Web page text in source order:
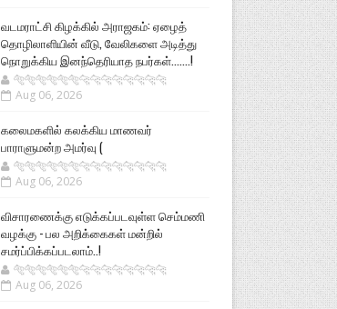
வடமராட்சி கிழக்கில் அராஜகம்: ஏழைத்
தொழிலாளியின் வீடு, வேலிகளை அடித்து
நொறுக்கிய இனந்தெரியாத நபர்கள்.......!
🐅🐅🐅🐅🐅🐅🐆🐆🐆🐆🐆🐆🐆🐆
Aug 06, 2026
கலைமகளில் கலக்கிய மாணவர்
பாராளுமன்ற அமர்வு (
🐅🐅🐅🐅🐅🐅🐆🐆🐆🐆🐆🐆🐆🐆
Aug 06, 2026
விசாரணைக்கு எடுக்கப்படவுள்ள செம்மணி
வழக்கு - பல அறிக்கைகள் மன்றில்
சமர்ப்பிக்கப்படலாம்..!
🐅🐅🐅🐅🐅🐅🐆🐆🐆🐆🐆🐆🐆🐆
Aug 06, 2026